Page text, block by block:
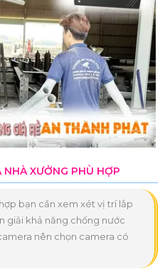
NHÀ XƯỞNG PHÙ HỢP
bạn cần xem xét vị trí lắp
giải khả năng chống nước
nên chọn camera có